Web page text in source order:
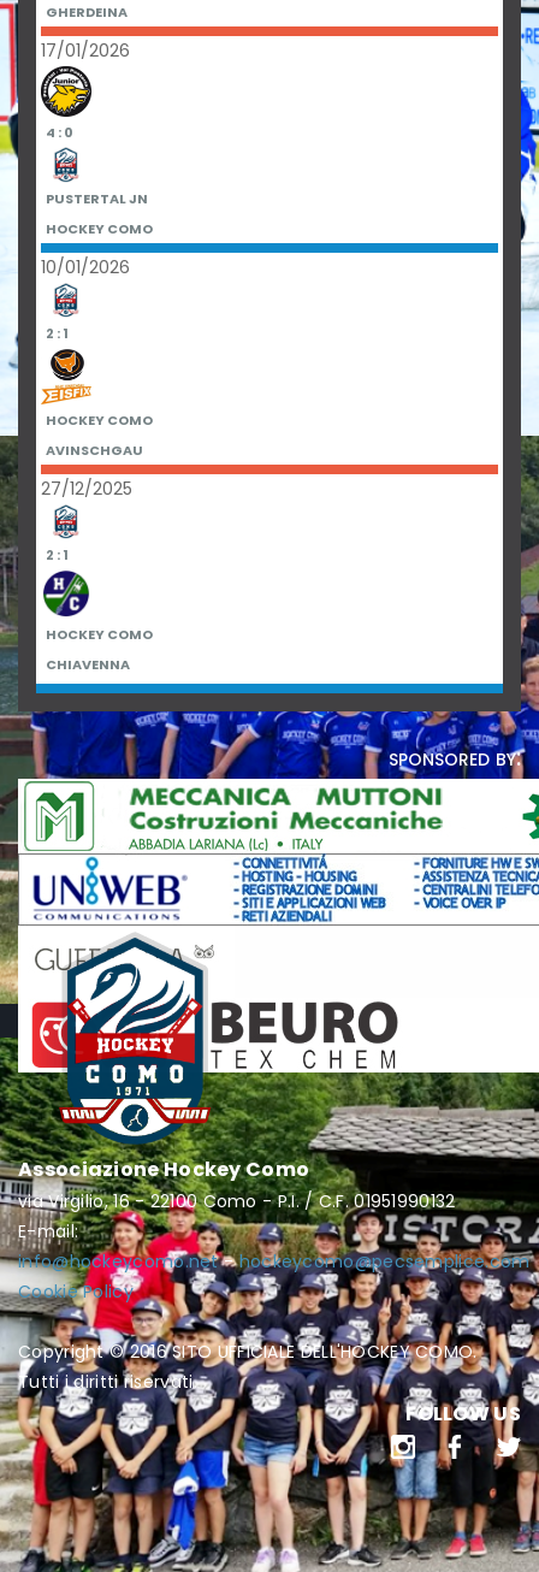
GHERDEINA
17/01/2026
4 : 0
PUSTERTAL JN
HOCKEY COMO
10/01/2026
2 : 1
HOCKEY COMO
AVINSCHGAU
27/12/2025
2 : 1
HOCKEY COMO
CHIAVENNA
sponsored by:
Associazione Hockey Como
via Virgilio, 16 - 22100 Como - P.I. / C.F. 01951990132
E-mail:
info@hockeycomo.net-hockeycomo@pecsemplice.com
Cookie Policy
Copyright © 2016 SITO UFFICIALE DELL'HOCKEY COMO.
Tutti i diritti riservati.
FOLLOW US